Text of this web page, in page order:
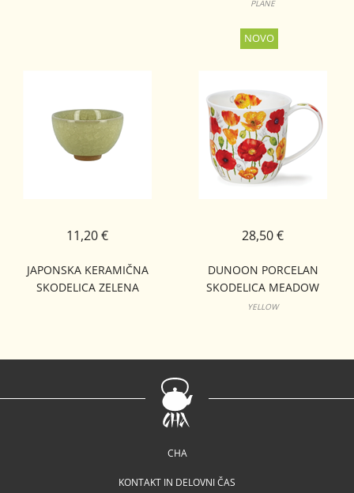
PLANE
JAPONSKA KERAMIČNA
SKODELICA ZELENA
11,20 €
DUNOON PORCELAN
SKODELICA MEADOW
POPPIES
YELLOW
28,50 €
CHA
KONTAKT IN DELOVNI ČAS